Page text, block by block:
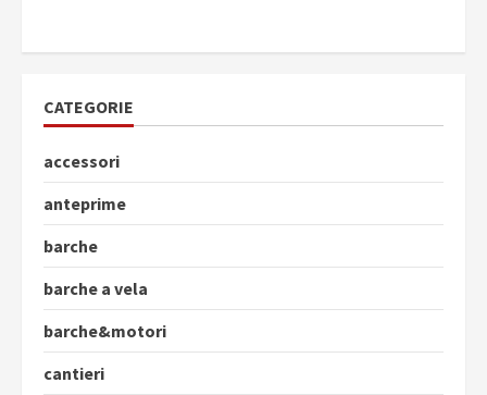
CATEGORIE
accessori
anteprime
barche
barche a vela
barche&motori
cantieri